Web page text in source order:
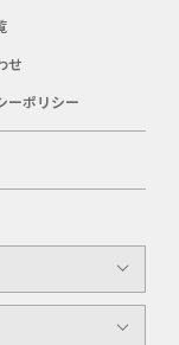
せ
ーポリシー